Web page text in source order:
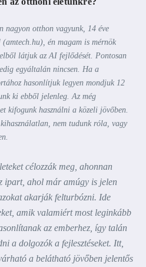
nagyon otthon vagyunk, 14 éve
(amtech.hu), én magam is mérnök
látjuk az AI fejlődését. Pontosan
egyáltalán nincsen. Ha a
hasonlítjuk legyen mondjuk 12
ki ebből jelenleg. Az még
kifogunk használni a közeli jövőben.
nem tudunk róla, vagy
célozzák meg, ahonnan
ipart, ahol már amúgy is jelen
akarják felturbózni. Ide
amik valamiért most leginkább
az emberhez, így talán
a dolgozók a fejlesztéseket. Itt,
a belátható jövőben jelentős